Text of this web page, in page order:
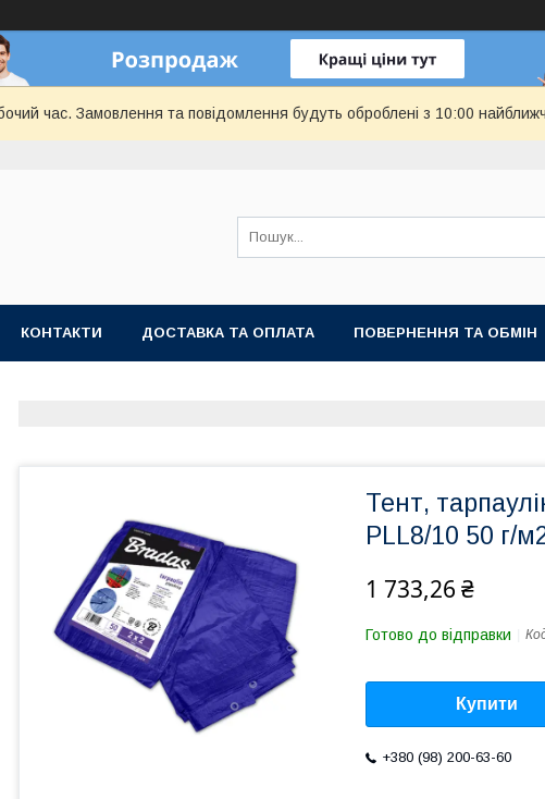
час. Замовлення та повідомлення будуть оброблені з 10:00
КОНТАКТИ ДОСТАВКА ТА ОПЛАТА ПОВЕРНЕННЯ ТА ОБМІН
Тент,
PLL8/10 50 г/
1 733,26 ₴
Готово до відправки
Купити
+380 (98) 200-63-60